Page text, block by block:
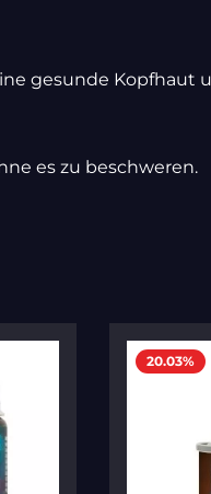
gesunde Kopfhaut
es zu beschweren.
20.03%